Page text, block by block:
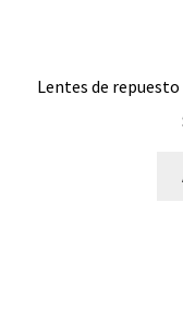
Lentes de